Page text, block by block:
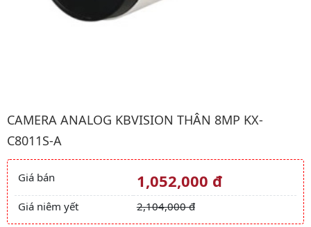
Hình ảnh đại diện của sản phẩm Camera Analog kbvision Thân
CAMERA ANALOG KBVISION THÂN 8MP KX-
C8011S-A
Giá và khuyến mãi
Giá bán 1,052,000 đ
Giá niêm yết 2,104,000 đ